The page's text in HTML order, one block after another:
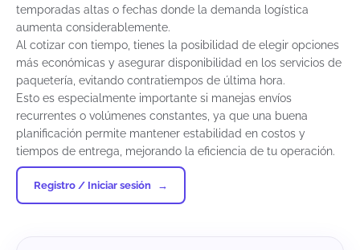
temporadas altas o fechas donde la demanda logística
aumenta considerablemente.
Al cotizar con tiempo, tienes la posibilidad de elegir opciones
más económicas y asegurar disponibilidad en los servicios de
paquetería, evitando contratiempos de última hora.
Esto es especialmente importante si manejas envíos
recurrentes o volúmenes constantes, ya que una buena
planificación permite mantener estabilidad en costos y
tiempos de entrega, mejorando la eficiencia de tu operación.
Registro / Iniciar sesión